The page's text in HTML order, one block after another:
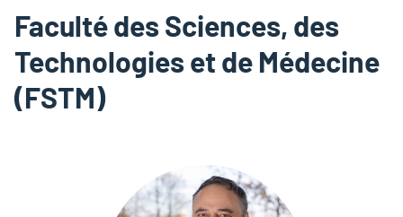
Faculté des Sciences, des
Technologies et de Médecine
(FSTM)